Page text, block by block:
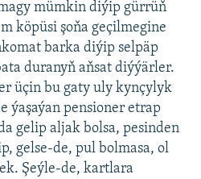
mümkin diýip gürrüň
köpüsi şoňa geçilmegine
barka diýip selpäp
duranyň aňsat diýýärler.
üçin bu gaty uly kynçylyk
ýaşaýan pensioner etrap
gelip aljak bolsa, pesinden
gelse-de, pul bolmasa, ol
Şeýle-de, kartlara